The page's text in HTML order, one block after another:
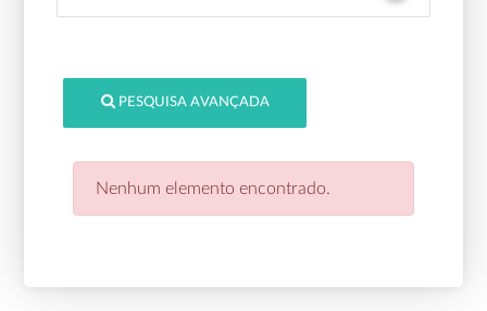
PESQUISA AVANÇADA
Nenhum elemento encontrado.